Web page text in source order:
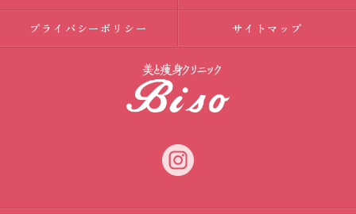
プライバシーポリシー サイトマップ